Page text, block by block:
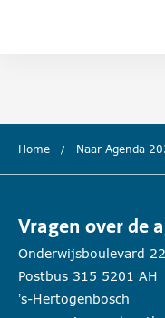
Home Naar Agenda
Vragen over de
Onderwijsboulevard
Postbus 315 5201 AH
’s-Hertogenbosch